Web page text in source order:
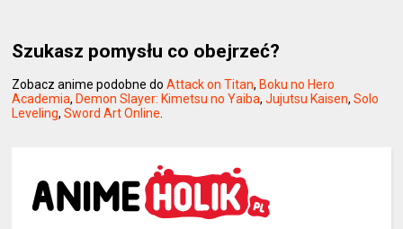
Szukasz pomysłu co obejrzeć?
Zobacz anime podobne doAttack on Titan, Boku no Hero
Academia, Demon Slayer: Kimetsu no Yaiba,Jujutsu Kaisen,Solo
Leveling,Sword Art Online.